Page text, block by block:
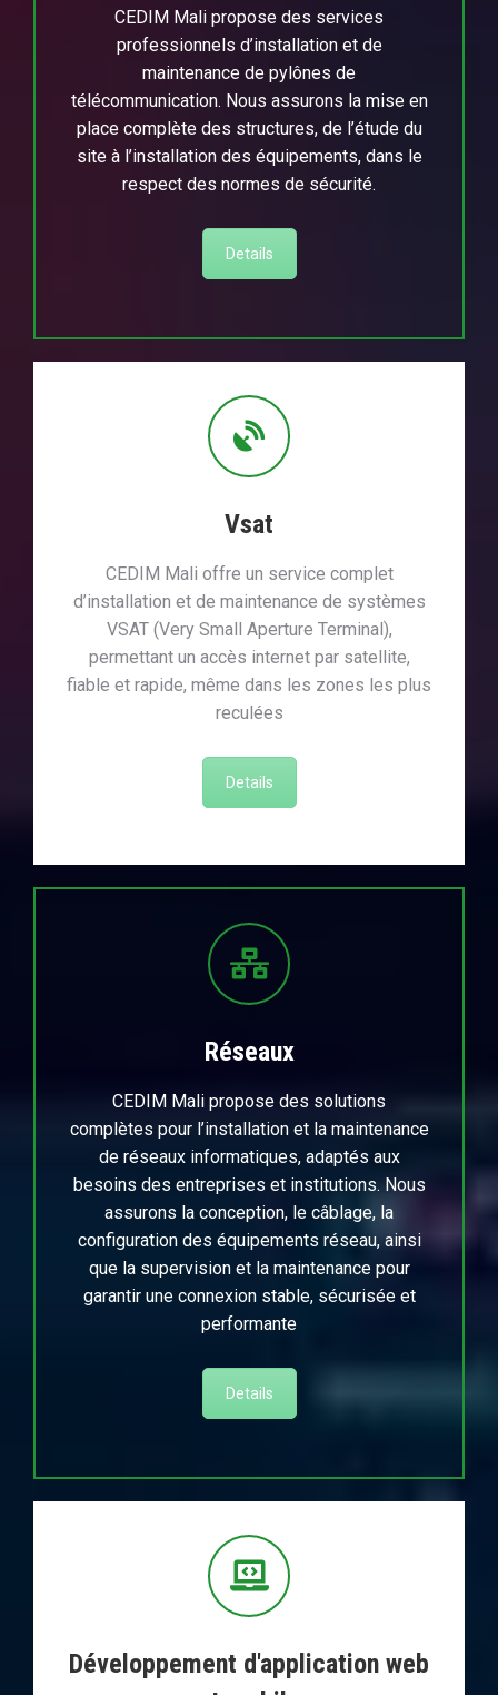
CEDIM Mali propose des services
professionnels d’installation et de
maintenance de pylônes de
télécommunication. Nous assurons la mise en
place complète des structures, de l’étude du
site à l’installation des équipements, dans le
respect des normes de sécurité.
Details
Vsat
CEDIM Mali offre un service complet
d’installation et de maintenance de systèmes
VSAT (Very Small Aperture Terminal),
permettant un accès internet par satellite,
fiable et rapide, même dans les zones les plus
reculées
Details
Réseaux
CEDIM Mali propose des solutions
complètes pour l’installation et la maintenance
de réseaux informatiques, adaptés aux
besoins des entreprises et institutions. Nous
assurons la conception, le câblage, la
configuration des équipements réseau, ainsi
que la supervision et la maintenance pour
garantir une connexion stable, sécurisée et
performante
Details
Développement d'application web